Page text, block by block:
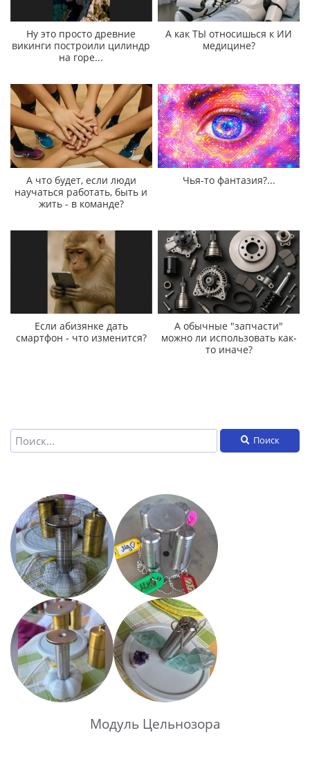
Ну это просто древние
викинги построили цилиндр
на горе...
А как ТЫ относишься к ИИ
медицине?
А что будет, если люди
научаться работать, быть и
жить - в команде?
Чья-то фантазия?...
Если абизянке дать
смартфон - что изменится?
А обычные "запчасти"
можно ли использовать как-
то иначе?
Поиск
Модуль Цельнозора